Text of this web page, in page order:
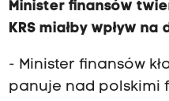
Minister finansów
KRS miałby wpływ
- Minister finansów
panuje nad polskimi